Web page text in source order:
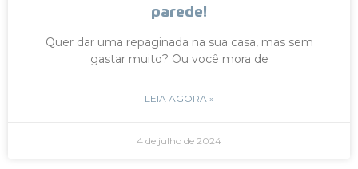
parede!
Quer dar uma repaginada na sua casa, mas sem
gastar muito? Ou você mora de
LEIA AGORA »
4 de julho de 2024